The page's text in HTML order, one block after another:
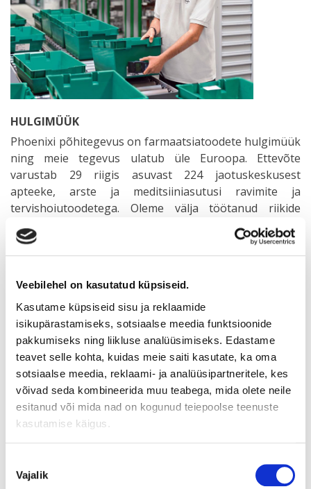
Veebilehel on kasutatud küpsiseid.
Kasutame küpsiseid sisu ja reklaamide
isikupärastamiseks, sotsiaalse meedia funktsioonide
pakkumiseks ning liikluse analüüsimiseks. Edastame
teavet selle kohta, kuidas meie saiti kasutate, ka oma
sotsiaalse meedia, reklaami- ja analüüsipartneritele, kes
võivad seda kombineerida muu teabega, mida olete neile
esitanud või mida nad on kogunud teiepoolse teenuste
kasutamise käigus.
valik
Vajalik
HULGIMÜÜK
Phoenixi põhitegevus on farmaatsiatoodete hulgimüük
ning meie tegevus ulatub üle Euroopa. Ettevõte
varustab 29 riigis asuvast 224 jaotuskeskusest
apteeke, arste ja meditsiiniasutusi ravimite ja
tervishoiutoodetega. Oleme välja töötanud riikide
erinevust silmas pidades spetsiifilised
logistikaprotsessid, mis võimaldavad usaldusväärselt ja
kiiresti varustada kliente kogu Euroopas. Ettevõte
koostööprogrammidega ning ka patsiendinõustamise
valdkonnas. Phoenixist on saanud turuliider kümnes
Euroopa riigis.